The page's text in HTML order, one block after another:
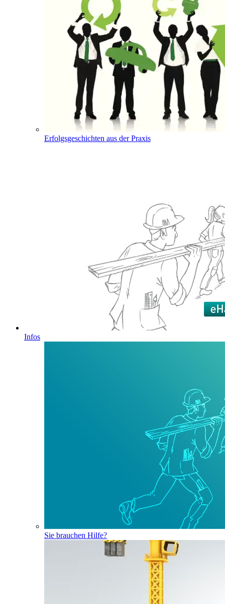
Erfolgsgeschichten aus der Praxis
Infos
Sie brauchen Hilfe?